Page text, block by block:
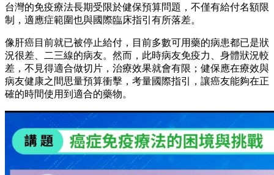
台灣的免疫療法長期受限於健保預算問題，不僅有給付名額限
制，適應症範圍也與國際臨床指引有所落差。
像肝癌目前就已被停止給付，目前多數可用藥的病患都已是狀
況很差、二三線的病友。然而，此時病友免疫力、身體狀況較
差，不見得適合做切片，治療效果就會有限；健保應在療效與
病友健康之間思量預算衝擊，考量國際指引，讓癌友能夠在正
確的時間使用到適合的藥物。